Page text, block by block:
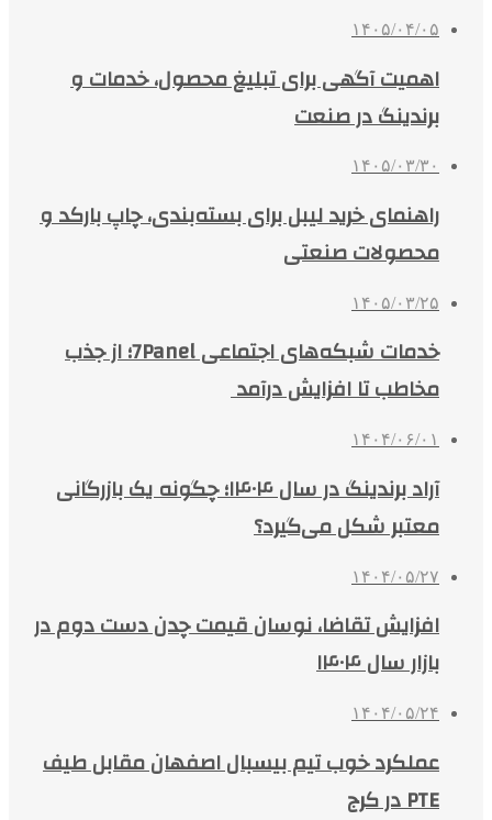
۱۴۰۵/۰۴/۰۵
اهمیت آگهی برای تبلیغ محصول، خدمات و
برندینگ در صنعت
۱۴۰۵/۰۳/۳۰
راهنمای خرید لیبل برای بسته‌بندی، چاپ بارکد و
محصولات صنعتی
۱۴۰۵/۰۳/۲۵
خدمات شبکه‌های اجتماعی 7Panel؛ از جذب
مخاطب تا افزایش درآمد
۱۴۰۴/۰۶/۰۱
آراد برندینگ در سال ۱۴۰۴؛ چگونه یک بازرگانی
معتبر شکل می‌گیرد؟
۱۴۰۴/۰۵/۲۷
افزایش تقاضا، نوسان قیمت چدن دست دوم در
بازار سال ۱۴۰۴
۱۴۰۴/۰۵/۲۴
عملکرد خوب تیم بیسبال اصفهان مقابل طیف
PTE در کرج